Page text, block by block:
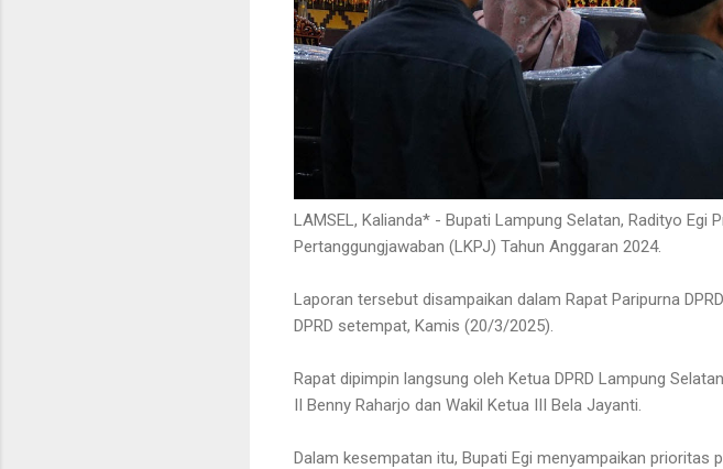
LAMSEL, Kalianda* - Bupati Lampung Selatan, Radityo Egi
Pertanggungjawaban (LKPJ) Tahun Anggaran 2024.
Laporan tersebut disampaikan dalam Rapat Paripurna
DPRD setempat, Kamis (20/3/2025).
Rapat dipimpin langsung oleh Ketua DPRD Lampung
II Benny Raharjo dan Wakil Ketua III Bela Jayanti.
Dalam kesempatan itu, Bupati Egi menyampaikan prioritas